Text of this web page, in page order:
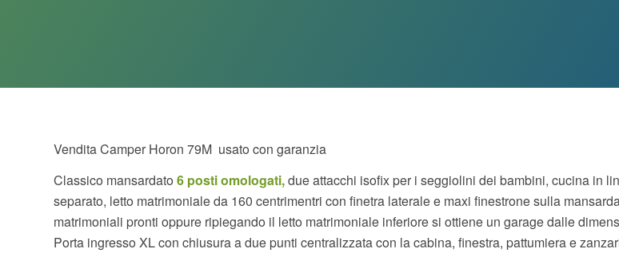
Vendita Camper Horon 79M usato con garanzia
Classico mansardato 6 posti omologati,due attacchi isofix per i seggiolini dei bambini, cucina in
separato, letto matrimoniale da 160 centrimentri con finetra laterale e maxi finestrone sulla
matrimoniali pronti oppure ripiegando il letto matrimoniale inferiore si ottiene un garage dalle
Porta ingresso XL con chiusura a due punti centralizzata con la cabina, finestra, pattumiera e